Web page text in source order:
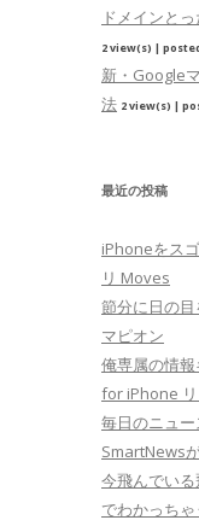
ドメインと
2 view(s) |
新・Google
法 2 view(s) |
最近の投稿
iPhoneをス
リ Moves
節分に日の
マピオン
俺専属の情
for iPhone リ
毎日のニュー
SmartNews
今飛んでい
でわかっち